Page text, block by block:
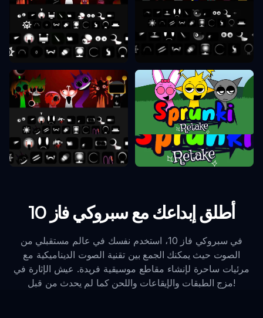
مرحلة Sprunki 8 مرحلة Sprunki 9
مرحلة Sprunki 10 إعادة تصوير Sprunki
أطلق إبداعك مع سبروكي فاز 10
في سبروكي فاز 10، استخدم نفسك في عالم مستقبلي من
الصوت حيث يمكنك الجمع بين تقنية الصوت الديناميكية مع
مرئيات ساحرة لإنشاء مقاطع موسيقية فريدة. عيش الإثارة في
مزج الطبقات والإيقاعات واللحن كما لم يحدث من قبل!